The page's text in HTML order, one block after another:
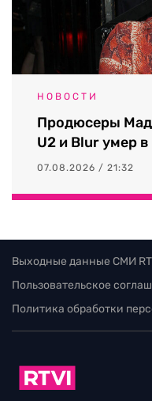
НОВОСТИ
Продюсеры
U2 и Blur умер
07.08.2026 / 21:32
Выходные данные СМИ
Пользовательское
Политика обработки